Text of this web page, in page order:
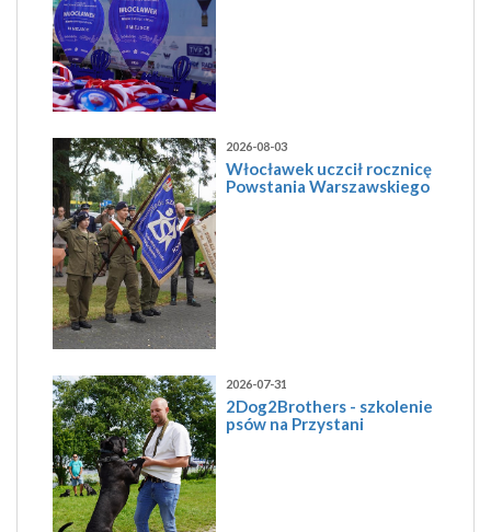
2026-08-03
Włocławek uczcił rocznicę
Powstania Warszawskiego
2026-07-31
2Dog2Brothers - szkolenie
psów na Przystani